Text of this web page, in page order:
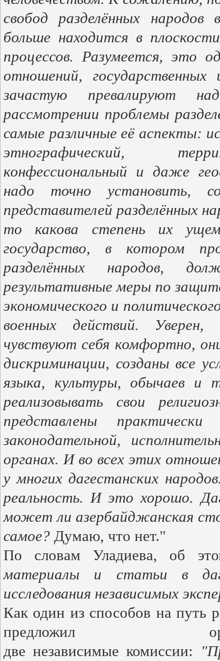
свобод разделённых
больше находится в
процессов. Разумеется, это
отношений,
зачастую превалируют
рассмотрении проблемы
самые различные её аспекты:
этнографический,
конфессиональный и даже
надо точно установить,
представителей разделённых
то какова степень их
государство, в котором
разделённых народов,
результативные меры по
экономического и
военных действий.
чувствуют себя комфортно,
дискриминации, созданы все
языка, культуры, обычаев и
реализовывать свои
представлены
законодательной,
органах.И во всех этих
у многих дагестанских
реальность. И это хорошо.
может ли азербайджанская
самое? Думаю, что нет."
По словам Уладиева, об
материалы и статьи в
исследования независимых
Как один из способов на путь
предложил
две независимые комиссии: